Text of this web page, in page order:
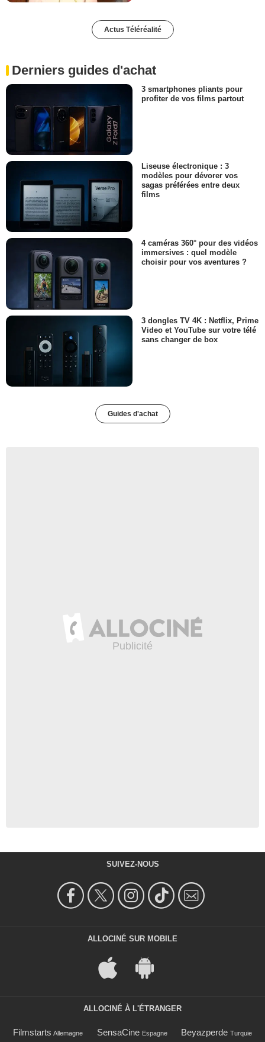
Actus Téléréalité
Derniers guides d'achat
3 smartphones pliants pour
profiter de vos films partout
Liseuse électronique : 3
modèles pour dévorer vos
sagas préférées entre deux
films
4 caméras 360° pour des vidéos
immersives : quel modèle
choisir pour vos aventures ?
3 dongles TV 4K : Netflix, Prime
Video et YouTube sur votre télé
sans changer de box
Guides d'achat
SUIVEZ-NOUS
ALLOCINÉ SUR MOBILE
ALLOCINÉ À L'ÉTRANGER
Filmstarts Allemagne SensaCine Espagne Beyazperde Turquie